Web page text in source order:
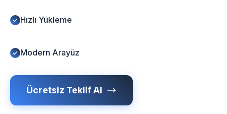
Hızlı Yükleme
Modern Arayüz
Ücretsiz Teklif Al